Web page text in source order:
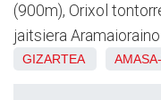
(900m), Orixol
jaitsiera
GIZARTEA